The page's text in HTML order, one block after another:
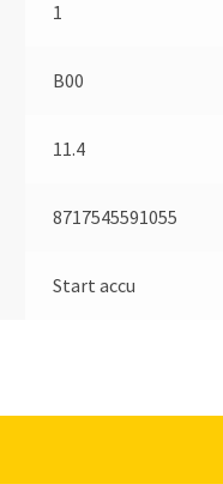
1
B00
11.4
8717545591055
Start accu